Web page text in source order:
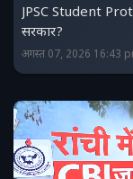
JPSC Student
सरकार?
अगस्त 07, 2026 16:43